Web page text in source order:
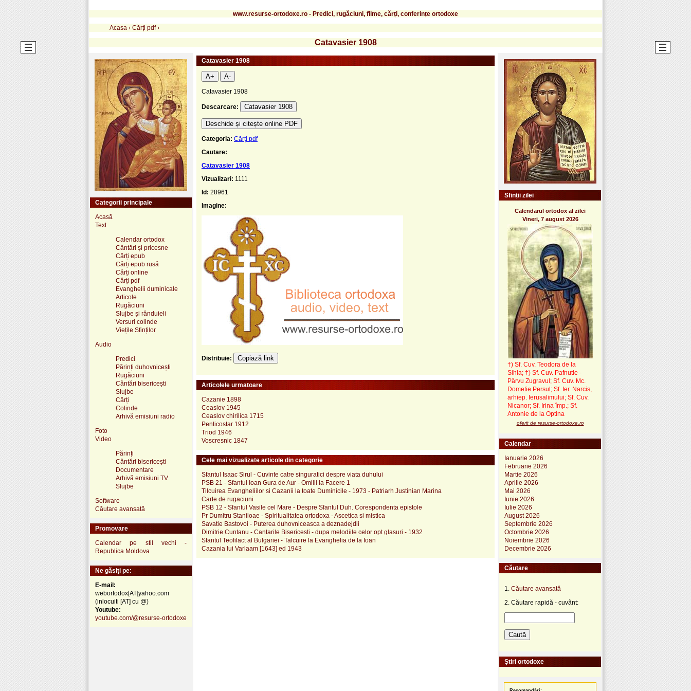
www.resurse-ortodoxe.ro - Predici, rugăciuni, filme, cărți, conferințe ortodoxe
Acasa › Cărți pdf›
Catavasier 1908
Catavasier 1908
A+ A-
Catavasier 1908
Descarcare: Catavasier 1908
Deschide și citește online PDF
Categoria: Cărți pdf
Cautare:
Catavasier 1908
Vizualizari: 1111
Id: 28961
Imagine:
Distribuie: Copiază link
Articolele urmatoare
Cazanie 1898
Ceaslov 1945
Ceaslov chirilica 1715
Penticostar 1912
Triod 1946
Voscresnic 1847
Cele mai vizualizate articole din categorie
Sfantul Isaac Sirul - Cuvinte catre singuratici despre viata duhului
PSB 21 - Sfantul Ioan Gura de Aur - Omilii la Facere 1
Tilcuirea Evangheliilor si Cazanii la toate Duminicile - 1973 - Patriarh Justinian Marina
Carte de rugaciuni
PSB 12 - Sfantul Vasile cel Mare - Despre Sfantul Duh. Corespondenta epistole
Pr Dumitru Staniloae - Spiritualitatea ortodoxa - Ascetica si mistica
Savatie Bastovoi - Puterea duhovniceasca a deznadejdii
Dimitrie Cuntanu - Cantarile Bisericesti - dupa melodiile celor opt glasuri - 1932
Sfantul Teofilact al Bulgariei - Talcuire la Evanghelia de la Ioan
Cazania lui Varlaam [1643] ed 1943
Categorii principale
Acasă
Text
Calendar ortodox
Cântări și pricesne
Cărți epub
Cărți epub rusă
Cărți online
Cărți pdf
Evanghelii duminicale
Articole
Rugăciuni
Slujbe și rânduieli
Versuri colinde
Viețile Sfinților
Audio
Predici
Părinți duhovnicești
Rugăciuni
Cântări bisericești
Slujbe
Cărți
Colinde
Arhivă emisiuni radio
Foto
Video
Părinți
Cântări bisericești
Documentare
Arhivă emisiuni TV
Slujbe
Software
Căutare avansată
Promovare
Calendar pe stil vechi -
Republica Moldova
Ne găsiți pe:
E-mail:
webortodox[AT]yahoo.com
(inlocuiti [AT] cu @)
Youtube:
youtube.com/@resurse-ortodoxe
Sfinții zilei
Calendarul ortodox al zilei
Vineri, 7 august 2026
†) Sf. Cuv. Teodora de la
Sihla; †) Sf. Cuv. Pafnutie -
Pârvu Zugravul ; Sf. Cuv. Mc.
Dometie Persul; Sf. Ier. Narcis,
arhiep. Ierusalimului; Sf. Cuv.
Nicanor; Sf. Irina împ.; Sf.
Antonie de la Optina
oferit de resurse-ortodoxe.ro
Calendar
Ianuarie 2026
Februarie 2026
Martie 2026
Aprilie 2026
Mai 2026
Iunie 2026
Iulie 2026
August 2026
Septembrie 2026
Octombrie 2026
Noiembrie 2026
Decembrie 2026
Căutare
1. Căutare avansată
2. Căutare rapidă - cuvânt:
Știri ortodoxe